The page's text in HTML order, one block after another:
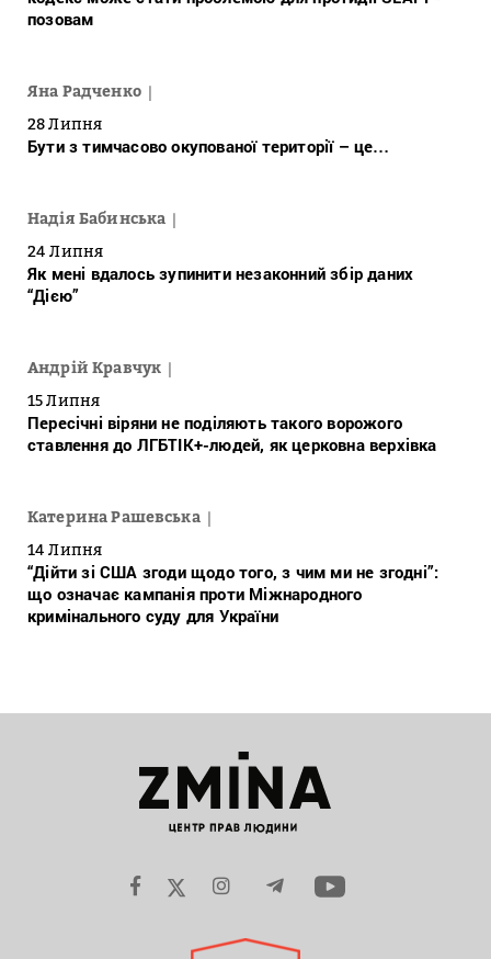
позовам
Яна Радченко
28 Липня
Бути з тимчасово окупованої території – це…
Надія Бабинська
24 Липня
Як мені вдалось зупинити незаконний збір даних
“Дією”
Андрій Кравчук
15 Липня
Пересічні віряни не поділяють такого ворожого
ставлення до ЛГБТІК+-людей, як церковна верхівка
Катерина Рашевська
14 Липня
“Дійти зі США згоди щодо того, з чим ми не згодні”:
що означає кампанія проти Міжнародного
кримінального суду для України